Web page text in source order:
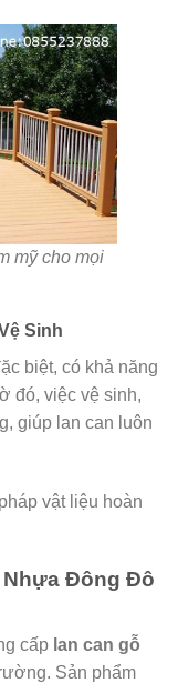
mỹ cho mọi
Sinh
biệt, có khả năng
đó, việc vệ sinh,
giúp lan can luôn
vật liệu hoàn
Nhựa Đông Đô
cấp lan can gỗ
Sản phẩm